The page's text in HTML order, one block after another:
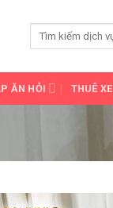
ĂN HỎI THUÊ XE